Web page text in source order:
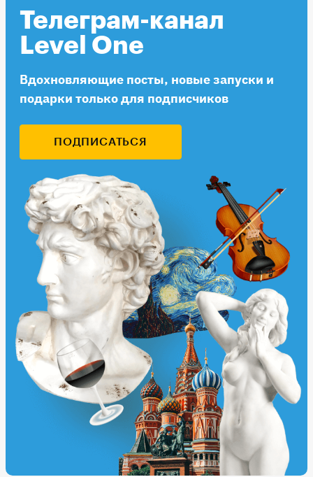
Телеграм-канал
Level One
Вдохновляющие посты, новые запуски и
подарки только для подписчиков
ПОДПИСАТЬСЯ